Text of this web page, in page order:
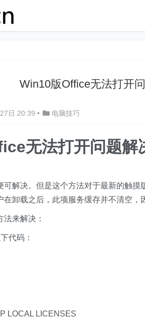
Win10版Office无法打开
日 20:39 • 电脑技巧
无法打开问题解
可解决。但是这个方法对于最新的触
卸载之后，此项服务缓存并不清空，
来解决：
代码：
LOCAL LICENSES